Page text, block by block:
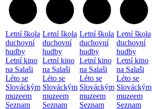
Letní škola
duchovní
hudby
Letní kino
na Salaši
Léto se
Slováckým
muzeem
Seznam
Letní škola
duchovní
hudby
Letní kino
na Salaši
Léto se
Slováckým
muzeem
Seznam
Letní škola
duchovní
hudby
Letní kino
na Salaši
Léto se
Slováckým
muzeem
Seznam
Letní škola
duchovní
hudby
Letní kino
na Salaši
Léto se
Slováckým
muzeem
Seznam